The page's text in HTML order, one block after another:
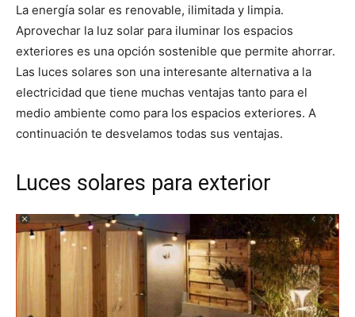
p
a
r
i
r
e
n
w
t
t
e
r
)
p
r
i
r
e
n
e
o
o
k
p
a
r
i
r
e
n
t
r
e
s
t
p
r
i
r
e
n
i
i
p
p
La energía solar es renovable, ilimitada y limpia.
Aprovechar la luz solar para iluminar los espacios
exteriores es una opción sostenible que permite ahorrar.
Las luces solares son una interesante alternativa a la
electricidad que tiene muchas ventajas tanto para el
medio ambiente como para los espacios exteriores. A
continuación te desvelamos todas sus ventajas.
Luces solares para exterior